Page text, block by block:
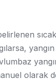
olarak